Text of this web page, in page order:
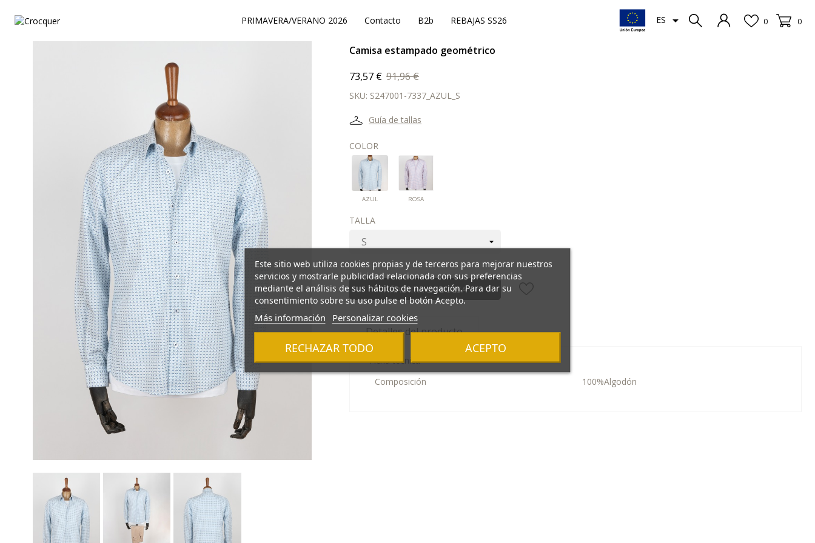
PRIMAVERA/VERANO 2026 Contacto B2b REBAJAS SS26
Este sitio web utiliza cookies propias y de terceros para mejorar nuestros
servicios y mostrarle publicidad relacionada con sus preferencias
mediante el análisis de sus hábitos de navegación. Para dar su
consentimiento sobre su uso pulse el botón Acepto.
Más información Personalizar cookies
RECHAZAR TODO ACEPTO
ES  0 0
Camisa estampado geométrico
73,57 € 91,96 €
SKU: S247001-7337_AZUL_S
Guía de tallas
COLOR
AZUL ROSA
TALLA
AÑADIR A LA BOLSA
Detalles del producto
Ficha técnica
Composición
100%Algodón